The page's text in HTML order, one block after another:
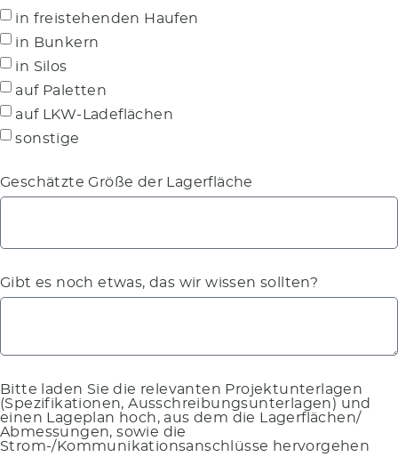
in freistehenden Haufen
in Bunkern
in Silos
auf Paletten
auf LKW-Ladeflächen
sonstige
Geschätzte Größe der Lagerfläche
Gibt es noch etwas, das wir wissen sollten?
Bitte laden Sie die relevanten Projektunterlagen
(Spezifikationen, Ausschreibungsunterlagen) und
einen Lageplan hoch, aus dem die Lagerflächen/
Abmessungen, sowie die
Strom-/Kommunikationsanschlüsse hervorgehen